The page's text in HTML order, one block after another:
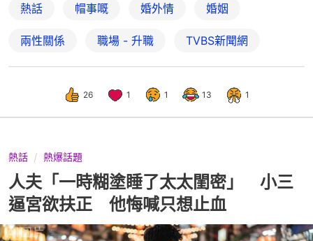
熱話 帽事嘅 婚外情 婚姻
兩性關係 職場 - 升職 TVBS新聞網
26 1 1 13 1
熱話 熱爆話題
人夫「一時糊塗睡了太太閨密」 小三
逼宮欲扶正 他悔喊只想止血